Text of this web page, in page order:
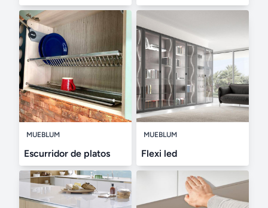
MUEBLUM
Escurridor de platos
MUEBLUM
Flexi led